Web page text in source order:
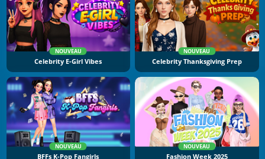
NOUVEAU
Celebrity E-Girl Vibes
NOUVEAU
Celebrity Thanksgiving Prep
NOUVEAU
BFFs K-Pop Fangirls
NOUVEAU
Fashion Week 2025